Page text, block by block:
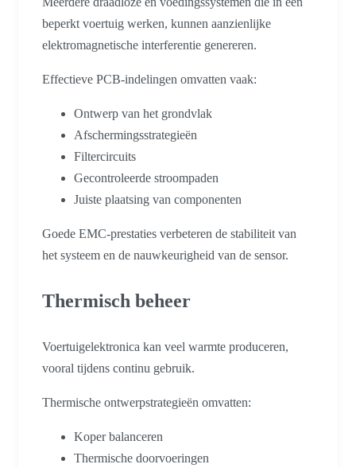
beperkt voertuig werken, kunnen aanzienlijke
elektromagnetische interferentie genereren.
Effectieve PCB-indelingen omvatten vaak:
Ontwerp van het grondvlak
Afschermingsstrategieën
Filtercircuits
Gecontroleerde stroompaden
Juiste plaatsing van componenten
Goede EMC-prestaties verbeteren de stabiliteit van
het systeem en de nauwkeurigheid van de sensor.
Thermisch beheer
Voertuigelektronica kan veel warmte produceren,
vooral tijdens continu gebruik.
Thermische ontwerpstrategieën omvatten:
Koper balanceren
Thermische doorvoeringen